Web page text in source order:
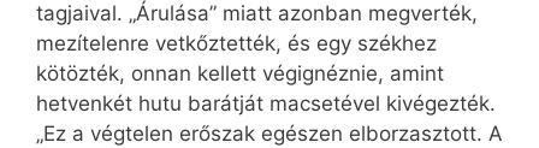
tagjaival. „Árulása” miatt azonban megverték,
mezítelenre vetkőztették, és egy székhez
kötözték, onnan kellett végignéznie, amint
hetvenkét hutu barátját macsetével kivégezték.
„Ez a végtelen erőszak egészen elborzasztott. A